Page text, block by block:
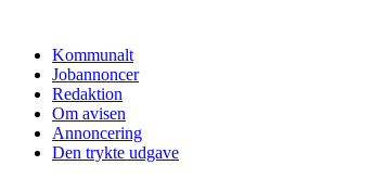
indholdKommunalt
Jobannoncer
Redaktion
Om avisen
Annoncering
Den trykte udgave